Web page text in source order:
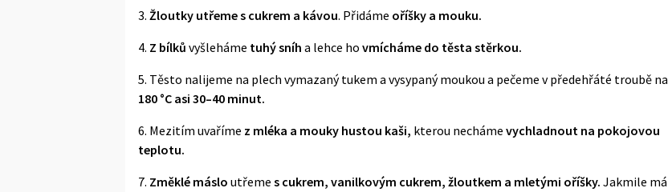
3. Žloutky utřeme s cukrem a kávou. Přidáme oříšky a mouku.
4. Z bílků vyšleháme tuhý sníh a lehce ho vmícháme do těsta stěrkou.
5. Těsto nalijeme na plech vymazaný tukem a vysypaný moukou a pečeme v předehřáté troubě na
180 °C asi 30–40 minut.
6. Mezitím uvaříme z mléka a mouky hustou kaši, kterou necháme vychladnout na pokojovou
teplotu.
7. Změklé máslo utřeme s cukrem, vanilkovým cukrem, žloutkem a mletými oříšky. Jakmile má